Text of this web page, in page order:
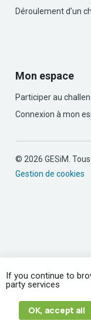
Déroulement d’un
Mon espace
Participer au
Connexion à mon
© 2026 GESiM.
Gestion de cookies
If you continue to
party services
OK, accept all